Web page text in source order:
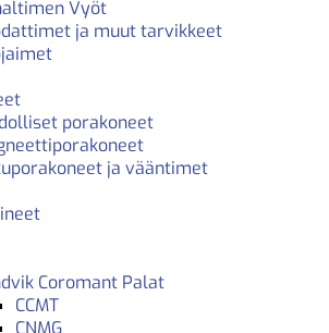
Vyöt
ja muut tarvikkeet
porakoneet
ja vääntimet
Coromant Palat
CCMT
CNMG